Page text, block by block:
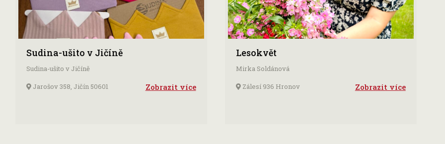
Sudina-ušito v Jičíně
Sudina-ušito v Jičíně
Jarošov 358, Jičín 50601
Zobrazit více
Lesokvět
Mirka Soldánová
Zálesí 936 Hronov
Zobrazit více